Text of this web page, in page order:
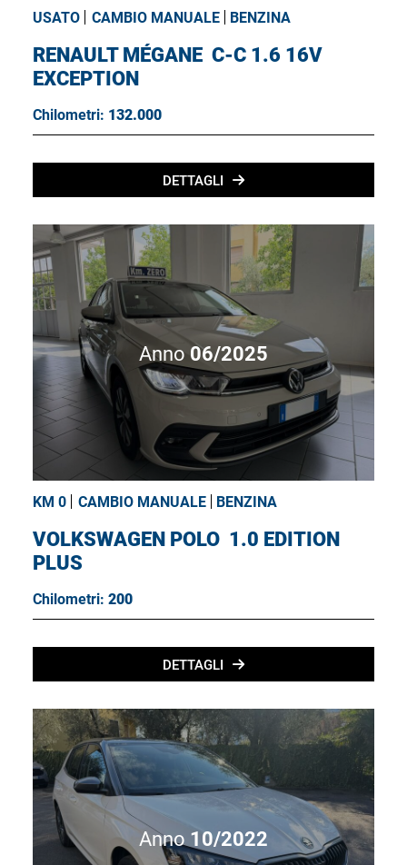
USATO CAMBIO MANUALE BENZINA
RENAULT MÉGANE C-C 1.6 16V
EXCEPTION
Chilometri: 132.000
DETTAGLI
Anno 06/2025
KM 0 CAMBIO MANUALE BENZINA
VOLKSWAGEN POLO 1.0 EDITION
PLUS
Chilometri: 200
DETTAGLI
Anno 10/2022